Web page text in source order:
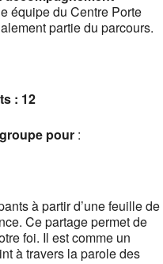
équipe du Centre Porte
partie du parcours.
: 12
pour :
à partir d’une feuille de
Ce partage permet de
foi. Il est comme un
à travers la parole des